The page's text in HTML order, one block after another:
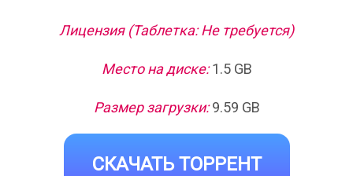
Лицензия (Таблетка: Не требуется)
Место на диске:1.5 GB
Размер загрузки:9.59 GB
СКАЧАТЬ ТОРРЕНТ